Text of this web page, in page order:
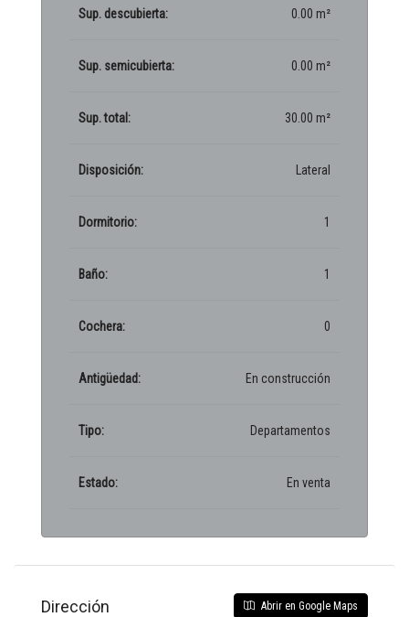
Sup. descubierta: 0.00 m²
Sup. semicubierta: 0.00 m²
Sup. total: 30.00 m²
Disposición: Lateral
Dormitorio: 1
Baño: 1
Cochera: 0
Antigüedad: En construcción
Tipo: Departamentos
Estado: En venta
Dirección Abrir en Google Maps